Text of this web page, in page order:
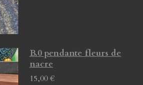
B.0 pendante fleurs de
nacre
15,00 €